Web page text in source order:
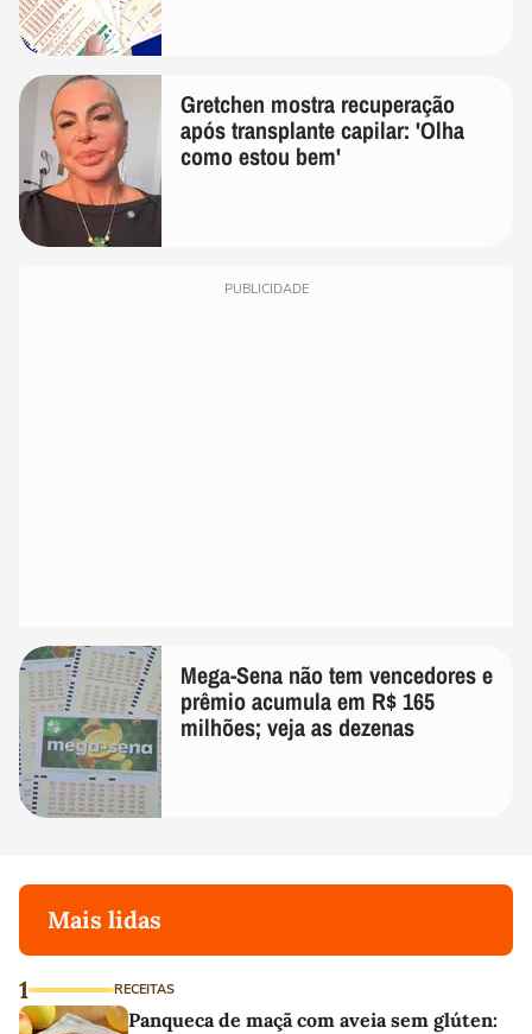
Gretchen mostra recuperação
após transplante capilar: 'Olha
como estou bem'
PUBLICIDADE
Mega-Sena não tem vencedores e
prêmio acumula em R$ 165
milhões; veja as dezenas
Mais lidas
1 RECEITAS
Panqueca de maçã com aveia sem glúten: